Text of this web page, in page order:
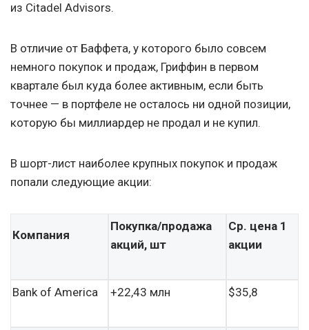
из Citadel Advisors.
В отличие от Баффета, у которого было совсем
немного покупок и продаж, Гриффин в первом
квартале был куда более активным, если быть
точнее — в портфеле не осталось ни одной позиции,
которую бы миллиардер не продал и не купил.
В шорт-лист наиболее крупных покупок и продаж
попали следующие акции:
Компания
Покупка/продажа
акций, шт
Ср. цена 1
акции
Bank of America +22,43 млн $35,8